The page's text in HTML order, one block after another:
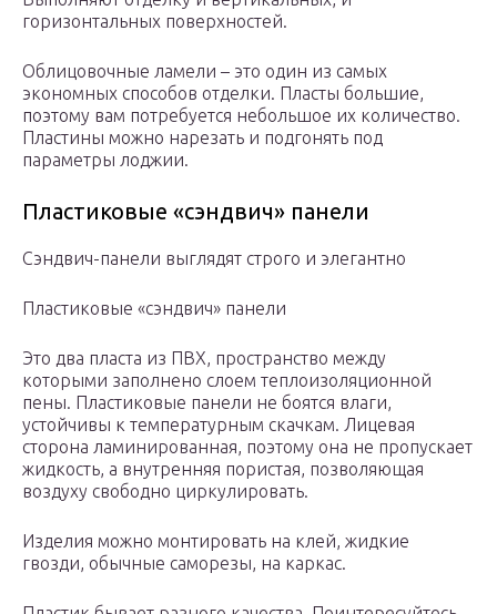
горизонтальных поверхностей.
Облицовочные ламели – это один из самых
экономных способов отделки. Пласты большие,
поэтому вам потребуется небольшое их количество.
Пластины можно нарезать и подгонять под
параметры лоджии.
Пластиковые «сэндвич» панели
Сэндвич-панели выглядят строго и элегантно
Пластиковые «сэндвич» панели
Это два пласта из ПВХ, пространство между
которыми заполнено слоем теплоизоляционной
пены. Пластиковые панели не боятся влаги,
устойчивы к температурным скачкам. Лицевая
сторона ламинированная, поэтому она не пропускает
жидкость, а внутренняя пористая, позволяющая
воздуху свободно циркулировать.
Изделия можно монтировать на клей, жидкие
гвозди, обычные саморезы, на каркас.